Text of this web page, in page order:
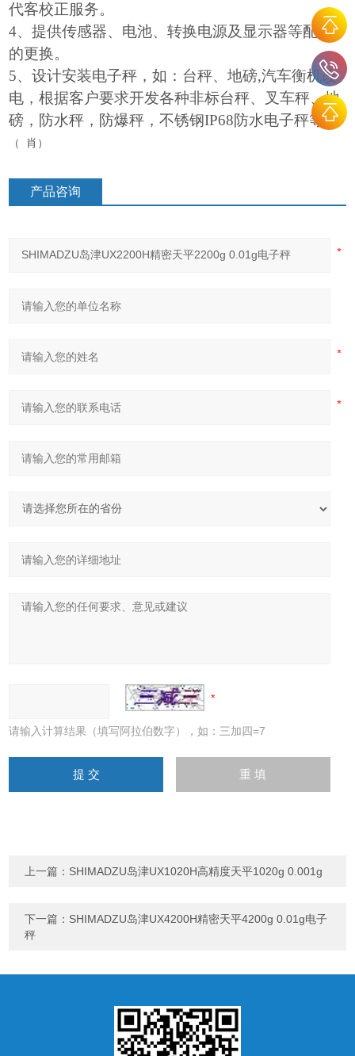
代客校正服务。
4、提供传感器、电池、转换电源及显示器等配件
的更换。
5、设计安装电子秤，如：台秤、地磅,汽车衡机改
电，根据客户要求开发各种非标台秤、叉车秤、地
磅，防水秤，防爆秤，不锈钢IP68防水电子秤等。
（ 肖 ）
产品咨询
请输入计算结果（填写阿拉伯数字），如：三加四=7
上一篇： SHIMADZU岛津UX1020H高精度天平1020g 0.001g
下一篇： SHIMADZU岛津UX4200H精密天平4200g 0.01g电子
秤